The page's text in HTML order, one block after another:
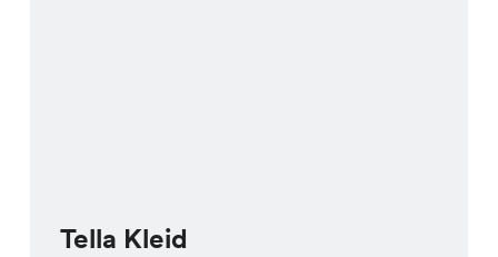
Tella Kleid